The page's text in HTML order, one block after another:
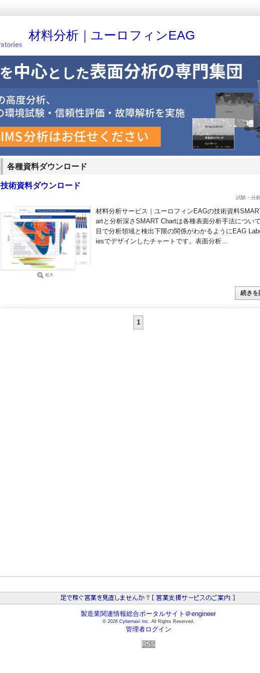
材料分析｜ユーロフィンEAG
各種資料ダウンロード
技術資料ダウンロード
試験・分
材料分析サービス｜ユーロフィンEAGの技術資料
artと分析深さSMART Chartは各種表面分析手法につい
目で分析領域と検出下限の関係がわかるようにEAG
iesでデザインしたチャートです。表面分析…
続きを
1
製造業関連情報総合ポータルサイト＠engineer
© 2026 Cybernavi Inc. All Rights Reserved.
管理者ログイン
RSS